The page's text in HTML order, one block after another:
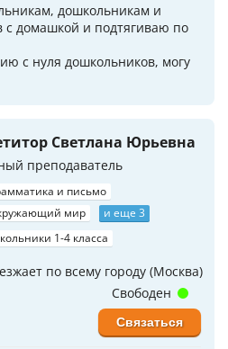
дошкольникам и
с домашкой и подтягиваю по
с нуля дошкольников, могу
Светлана Юрьевна
преподаватель
и письмо
мир
и еще 3
1-4 класса
по всему городу (Москва)
Свободен
Связаться